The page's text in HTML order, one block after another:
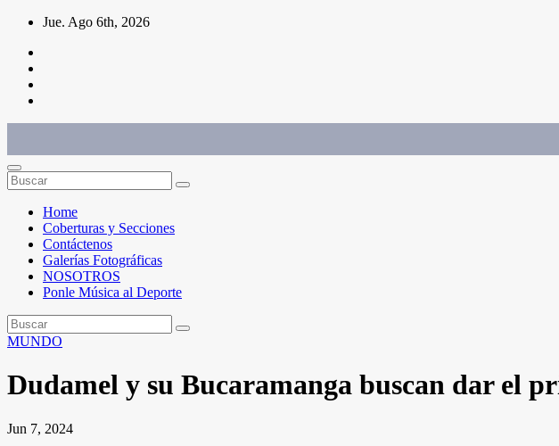
Saltar
contenido
Jue. Ago 6th, 2026
Home
Coberturas y Secciones
Contáctenos
Galerías Fotográficas
NOSOTROS
Ponle Música al Deporte
MUNDO
Dudamel y su Bucaramanga buscan dar el
Jun 7, 2024